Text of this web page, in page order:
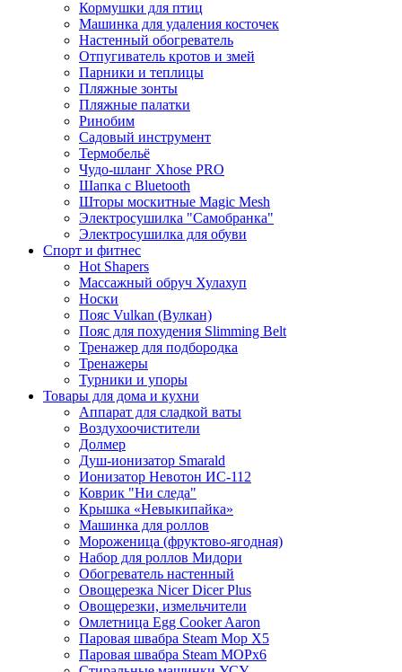
Кормушки для птиц
Машинка для удаления косточек
Настенный обогреватель
Отпугиватель кротов и змей
Парники и теплицы
Пляжные зонты
Пляжные палатки
Ринобим
Садовый инструмент
Термобельё
Чудо-шланг Xhose PRO
Шапка с Bluetooth
Шторы москитные Magic Mesh
Электросушилка "Самобранка"
Электросушилка для обуви
Спорт и фитнес
Hot Shapers
Массажный обруч Хулахуп
Носки
Пояс Vulkan (Вулкан)
Пояс для похудения Slimming Belt
Тренажер для подбородка
Тренажеры
Турники и упоры
Товары для дома и кухни
Аппарат для сладкой ваты
Воздухоочистители
Долмер
Душ-ионизатор Smarald
Ионизатор Невотон ИС-112
Коврик "Ни следа"
Крышка «Невыкипайка»
Машинка для роллов
Мороженица (фруктово-ягодная)
Набор для роллов Мидори
Обогреватель настенный
Овощерезка Nicer Dicer Plus
Овощерезки, измельчители
Омлетница Egg Сooker Aaron
Паровая швабра Steam Mop X5
Паровая швабра Steam MOPх6